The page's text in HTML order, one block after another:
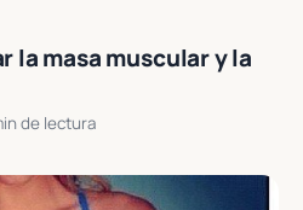
la masa muscular y la
de lectura